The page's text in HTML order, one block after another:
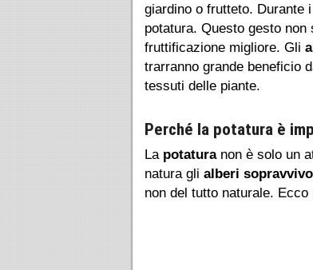
giardino o frutteto. Durante
potatura. Questo gesto
fruttificazione migliore. Gli
trarranno grande beneficio
tessuti delle piante.
Perché la potatura è
La potaturanon è solo un
natura gli alberi
non del tutto naturale.